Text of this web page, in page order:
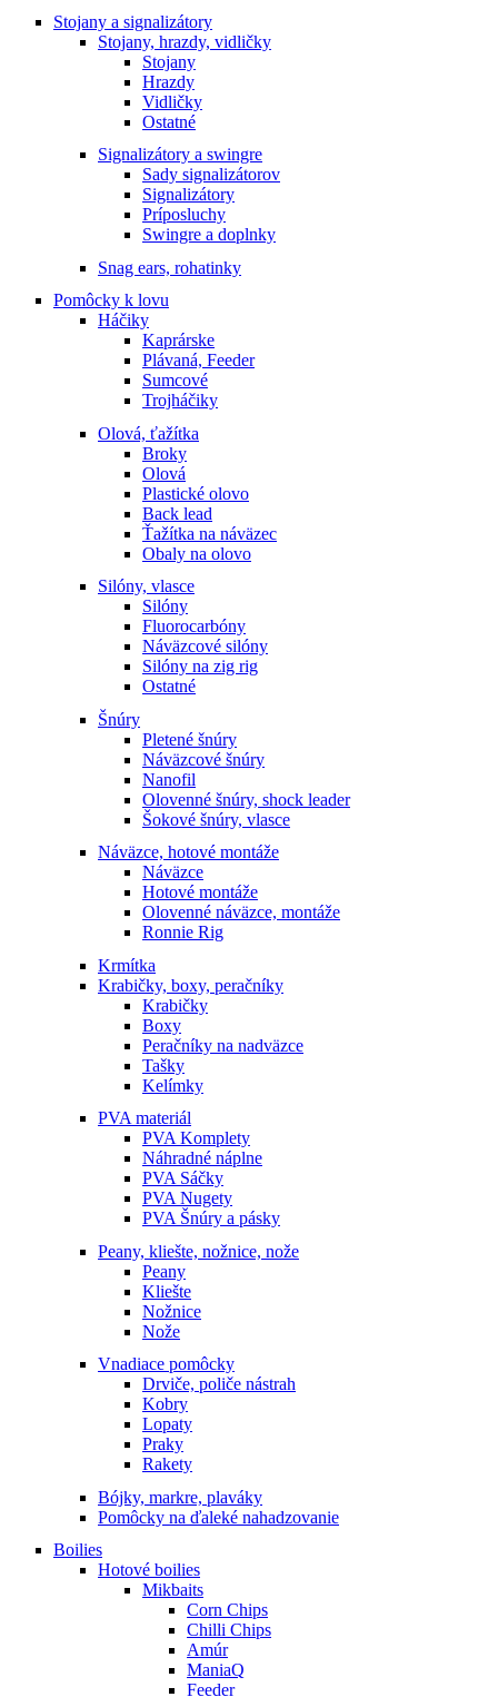
Stojany a signalizátory
Stojany, hrazdy, vidličky
Stojany
Hrazdy
Vidličky
Ostatné
Signalizátory a swingre
Sady signalizátorov
Signalizátory
Príposluchy
Swingre a doplnky
Snag ears, rohatinky
Pomôcky k lovu
Háčiky
Kaprárske
Plávaná, Feeder
Sumcové
Trojháčiky
Olová, ťažítka
Broky
Olová
Plastické olovo
Back lead
Ťažítka na náväzec
Obaly na olovo
Silóny, vlasce
Silóny
Fluorocarbóny
Náväzcové silóny
Silóny na zig rig
Ostatné
Šnúry
Pletené šnúry
Náväzcové šnúry
Nanofil
Olovenné šnúry, shock leader
Šokové šnúry, vlasce
Náväzce, hotové montáže
Náväzce
Hotové montáže
Olovenné náväzce, montáže
Ronnie Rig
Krmítka
Krabičky, boxy, peračníky
Krabičky
Boxy
Peračníky na nadväzce
Tašky
Kelímky
PVA materiál
PVA Komplety
Náhradné náplne
PVA Sáčky
PVA Nugety
PVA Šnúry a pásky
Peany, kliešte, nožnice, nože
Peany
Kliešte
Nožnice
Nože
Vnadiace pomôcky
Drviče, poliče nástrah
Kobry
Lopaty
Praky
Rakety
Bójky, markre, plaváky
Pomôcky na ďaleké nahadzovanie
Boilies
Hotové boilies
Mikbaits
Corn Chips
Chilli Chips
Amúr
ManiaQ
Feeder